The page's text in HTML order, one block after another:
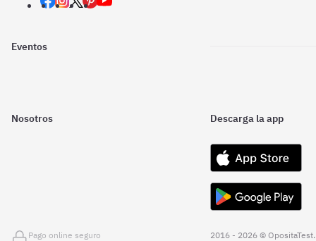
Eventos
Nosotros Descarga la app
Pago online seguro
2016 - 2026 © OpositaTest.